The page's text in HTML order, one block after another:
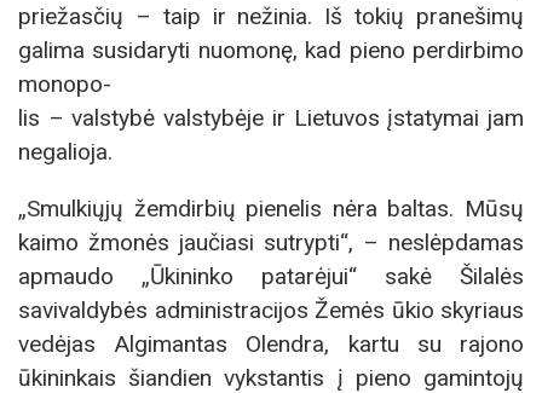
priežasčių – taip ir nežinia. Iš tokių pranešimų
galima susidaryti nuomonę, kad pieno perdirbimo
monopo-
lis – valstybė valstybėje ir Lietuvos įstatymai jam
negalioja.
„Smulkiųjų žemdirbių pienelis nėra baltas. Mūsų
kaimo žmonės jaučiasi sutrypti“, – neslėpdamas
apmaudo „Ūkininko patarėjui“ sakė Šilalės
savivaldybės administracijos Žemės ūkio skyriaus
vedėjas Algimantas Olendra, kartu su rajono
ūkininkais šiandien vykstantis į pieno gamintojų